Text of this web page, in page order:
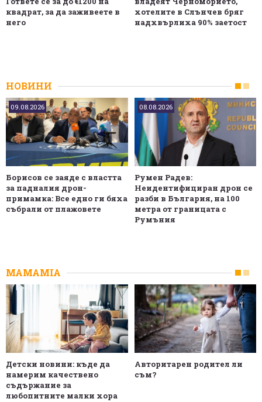
квадрат, за да заживеете в
него
хотелите в Слънчев бряг
надхвърлиха 90% заетост
НОВИНИ
09.08.2026
Борисов се заяде с властта
за падналия дрон-
примамка: Все едно ги бяха
събрали от плажовете
08.08.2026
Румен Радев:
Неидентифициран дрон се
разби в България, на 100
метра от границата с
Румъния
MAMAMIA
Детски новини: къде да
намерим качествено
съдържание за
любопитните малки хора
Авторитарен родител ли
съм?